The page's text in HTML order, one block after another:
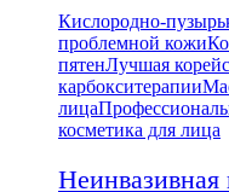
Кислородно-
проблемной кожи
пятенЛучшая
карбокситерапии
лица
косметика для лица
Неинвазивная